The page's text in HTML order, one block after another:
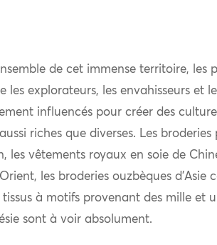
de cet immense territoire, les
les explorateurs, les envahisseurs et
influencés pour créer des
riches que diverses. Les broderies
les vêtements royaux en soie de
les broderies ouzbèques d’Asie
tissus à motifs provenant des mille et
sont à voir absolument.